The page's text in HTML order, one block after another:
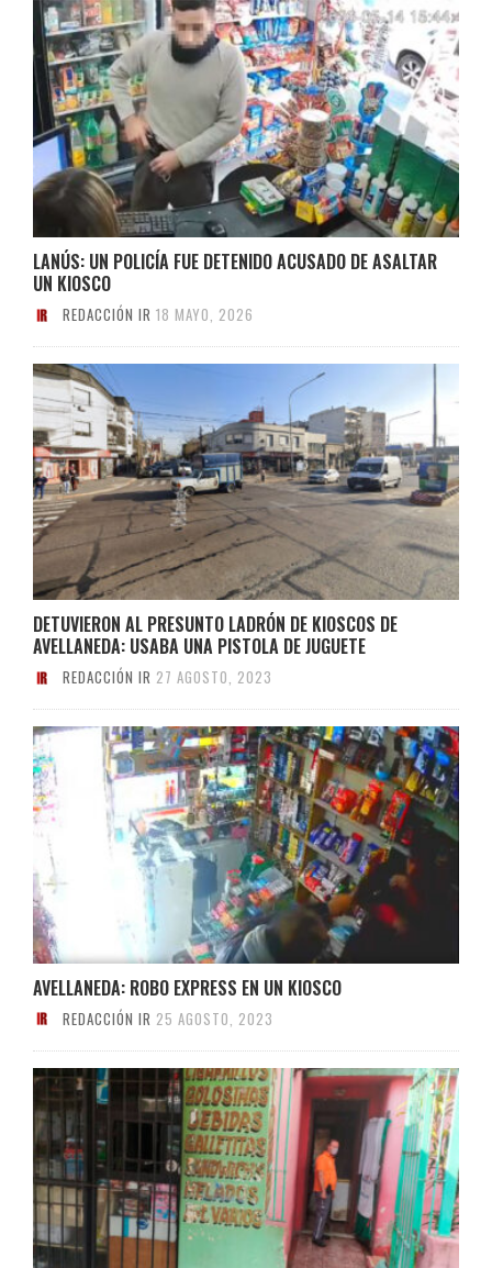
LANÚS: UN POLICÍA FUE DETENIDO ACUSADO DE ASALTAR
UN KIOSCO
REDACCIÓN IR 18 MAYO, 2026
DETUVIERON AL PRESUNTO LADRÓN DE KIOSCOS DE
AVELLANEDA: USABA UNA PISTOLA DE JUGUETE
REDACCIÓN IR 27 AGOSTO, 2023
AVELLANEDA: ROBO EXPRESS EN UN KIOSCO
REDACCIÓN IR 25 AGOSTO, 2023